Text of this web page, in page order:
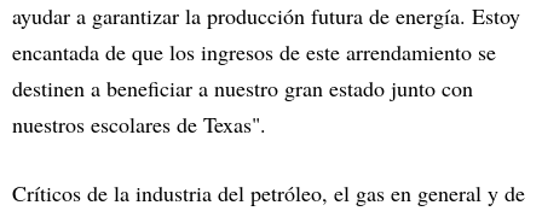
ayudar a garantizar la producción futura de energía. Estoy
encantada de que los ingresos de este arrendamiento se
destinen a beneficiar a nuestro gran estado junto con
nuestros escolares de Texas".
Críticos de la industria del petróleo, el gas en general y de